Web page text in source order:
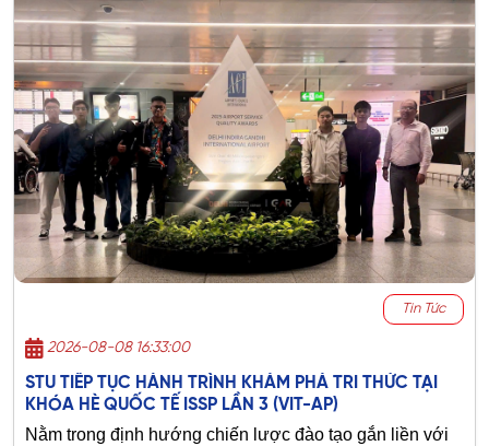
Tin Tức
2026-08-08 16:33:00
STU TIẾP TỤC HÀNH TRÌNH KHÁM PHÁ TRI THỨC TẠI
KHÓA HÈ QUỐC TẾ ISSP LẦN 3 (VIT-AP)
Nằm trong định hướng chiến lược đào tạo gắn liền với